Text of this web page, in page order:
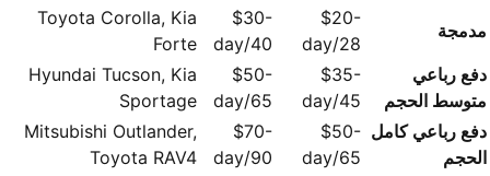
مدمجة
$20-
28/day
$30-
40/day
Toyota Corolla, Kia
Forte
دفع رباعي
متوسط الحجم
$35-
45/day
$50-
65/day
Hyundai Tucson, Kia
Sportage
دفع رباعي كامل
الحجم
$50-
65/day
$70-
90/day
Mitsubishi Outlander,
Toyota RAV4